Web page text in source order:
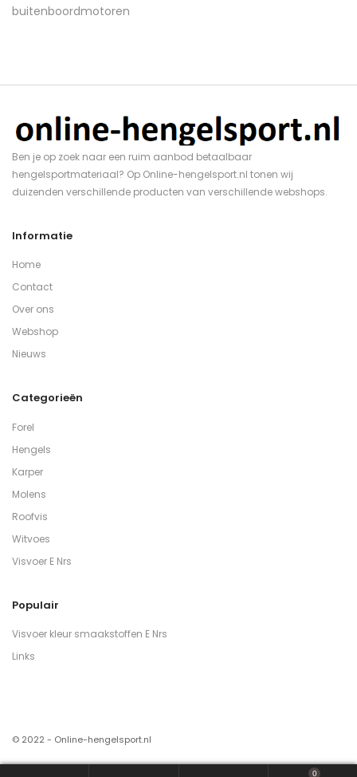
Ben je op zoek naar een ruim aanbod betaalbaar
hengelsportmateriaal? Op Online-hengelsport.nl tonen wij
duizenden verschillende producten van verschillende webshops.
Informatie
Home
Contact
Over ons
Webshop
Nieuws
Categorieën
Forel
Hengels
Karper
Molens
Roofvis
Witvoes
Visvoer E Nrs
Populair
Visvoer kleur smaakstoffen E Nrs
Links
© 2022 - Online-hengelsport.nl
0